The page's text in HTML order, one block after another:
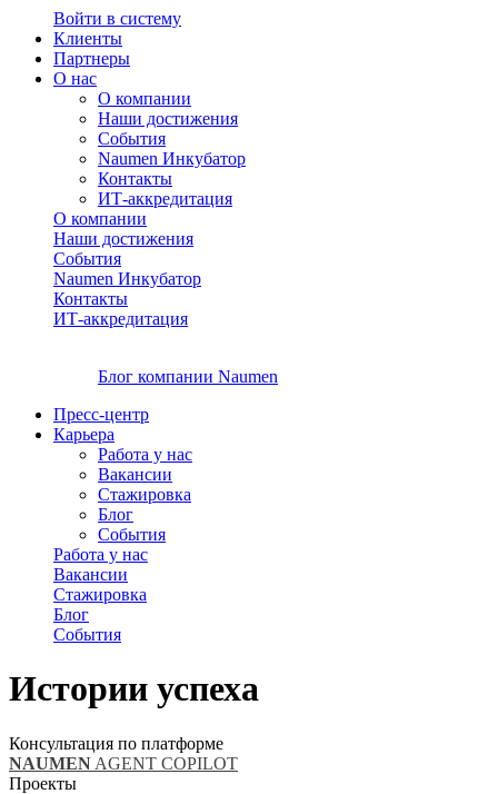
Войти в систему
Клиенты
Партнеры
О нас
О компании
Наши достижения
События
Naumen Инкубатор
Контакты
ИТ-аккредитация
О компании
Наши достижения
События
Naumen Инкубатор
Контакты
ИТ-аккредитация
Блог компании Naumen
Пресс-центр
Карьера
Работа у нас
Вакансии
Стажировка
Блог
События
Работа у нас
Вакансии
Стажировка
Блог
События
Истории успеха
Консультация по платформе
NAUMEN AGENT COPILOT
Проекты